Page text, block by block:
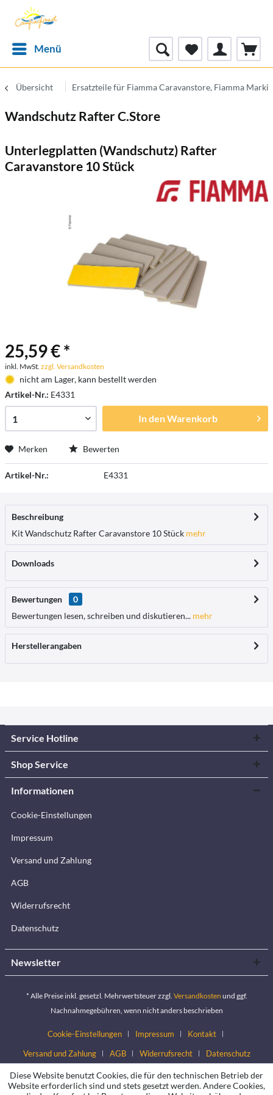
Menü
Übersicht Ersatzteile für Fiamma Caravanstore, Fiamma
Wandschutz Rafter C.Store
Unterlegplatten (Wandschutz) Rafter
Caravanstore 10 Stück
25,59 € *
inkl. MwSt. zzgl. Versandkosten
nicht am Lager, kann bestellt werden
Artikel-Nr.: E4331
In denWarenkorb
Merken Bewerten
Artikel-Nr.: E4331
Beschreibung
Kit Wandschutz Rafter Caravanstore 10 Stück mehr
Downloads
Bewertungen
0
Bewertungen lesen, schreiben und diskutieren... mehr
Herstellerangaben
Service Hotline
Shop Service
Informationen
Cookie-Einstellungen
Impressum
Versand und Zahlung
AGB
Widerrufsrecht
Datenschutz
Newsletter
* Alle Preise inkl. gesetzl. Mehrwertsteuer zzgl. Versandkosten und ggf.
Nachnahmegebühren, wenn nicht anders beschrieben
Cookie-Einstellungen Impressum
Kontakt
Versand und Zahlung
AGB Widerrufsrecht Datenschutz
Diese Website benutzt Cookies, die für den technischen Betrieb der
Website erforderlich sind und stets gesetzt werden. Andere Cookies,